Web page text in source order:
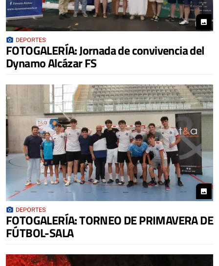
photo
photo_camera DEPORTES
FOTOGALERÍA: Jornada de convivencia del
Dynamo Alcázar FS
photo
photo_camera DEPORTES
FOTOGALERÍA: TORNEO DE PRIMAVERA DE
FÚTBOL-SALA